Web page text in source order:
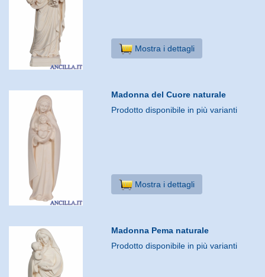
Mostra i dettagli
Madonna del Cuore naturale
Prodotto disponibile in più varianti
Mostra i dettagli
Madonna Pema naturale
Prodotto disponibile in più varianti